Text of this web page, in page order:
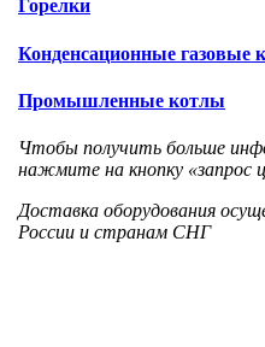
Горелки
Конденсационные газовые
Промышленные котлы
Чтобы получить больше
нажмите на кнопку «запрос
Доставка оборудования
России и странам СНГ